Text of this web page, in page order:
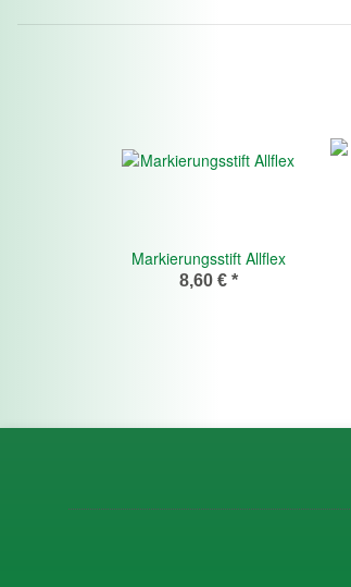
Markierungsstift Allflex
8,60 € *